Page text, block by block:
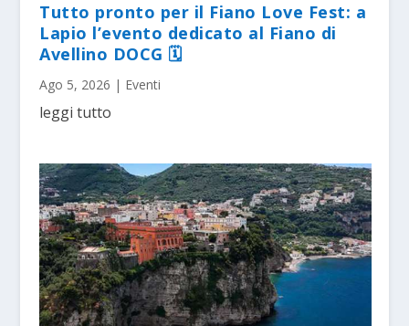
Tutto pronto per il Fiano Love Fest: a
Lapio l’evento dedicato al Fiano di
Avellino DOCG 🗓
Ago 5, 2026 | Eventi
leggi tutto